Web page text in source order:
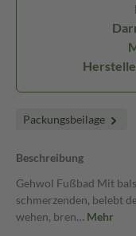
Packungsbeilage
Beschreibung
Gehwol Fußbad Mit
schmerzenden, belebt
wehen, bren… Mehr